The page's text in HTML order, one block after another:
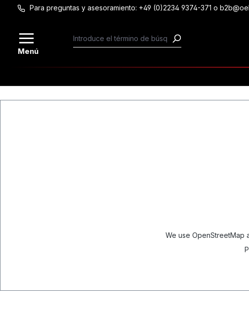
Saltar al contenido principal
Para preguntas y asesoramiento: +49 (0)2234 9374-371 o
Menú
We use OpenStreetMap